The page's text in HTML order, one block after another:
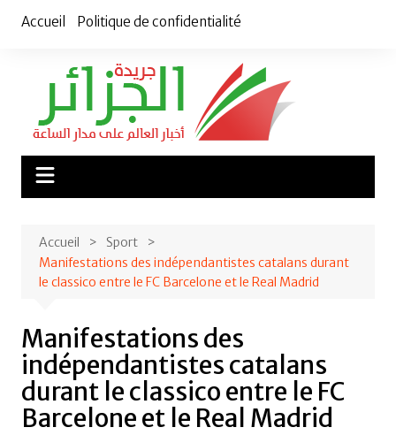
Accueil Politique de confidentialité
Accueil
Sport
Manifestations des indépendantistes catalans durant
le classico entre le FC Barcelone et le Real Madrid
Manifestations des
indépendantistes catalans
durant le classico entre le FC
Barcelone et le Real Madrid